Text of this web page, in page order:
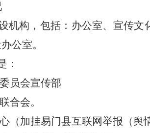
机构，包括： 办公室、宣传文
公室。
：
员会宣传部
合会。
（加挂易门县互联网举报（舆